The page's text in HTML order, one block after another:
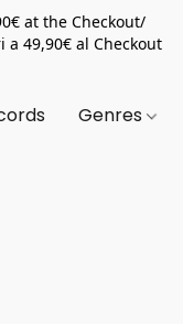
at the Checkout/
49,90€ al Checkout
Genres